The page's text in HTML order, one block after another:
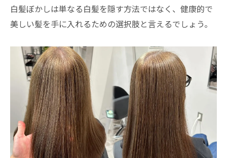
白髪ぼかしは単なる白髪を隠す方法ではなく、健康的で
美しい髪を手に入れるための選択肢と言えるでしょう。